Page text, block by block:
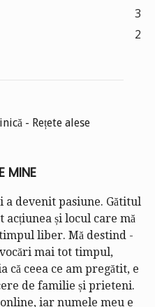
3
2
MINE
devenit pasiune. Gătitul
acțiunea și locul care mă
liber. Mă destind -
mai tot timpul,
că ceea ce am pregătit, e
de familie și prieteni.
iar numele meu e